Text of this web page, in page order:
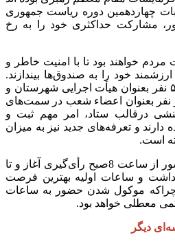
چهاردهمین دوره ریاست جمهوری
مشارکت حداکثری خود را به رخ
خدمت مردم خواهند بود تا با امنیت خاطر و
خود را به صندوق‌ها بیندازند.
در این مرحله از انتخابات ۵۴۶ نفر بعنوان هیأت اجرایی شهرستان و
بیش از 20هزار نفر بعنوان اعضاء شعب در سمت‌های
منشی درقالب ستاد، امر مهم ثبت و
دارند و تعرفه‌های جدید نیز به میزان
است.
طبق اعلام ستاد انتخابات کشور از ساعت 8صبح رأی‌گیری آغاز و تا
خواهد داشت و ساعات اولیه بهترین فرصت
موکول شدن حضور به ساعات
معطلی خواهد بود.
دیگر